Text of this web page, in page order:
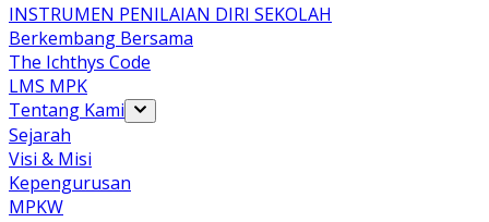
INSTRUMEN PENILAIAN DIRI SEKOLAH
Berkembang Bersama
The Ichthys Code
LMS MPK
Tentang Kami
Sejarah
Visi & Misi
Kepengurusan
MPKW